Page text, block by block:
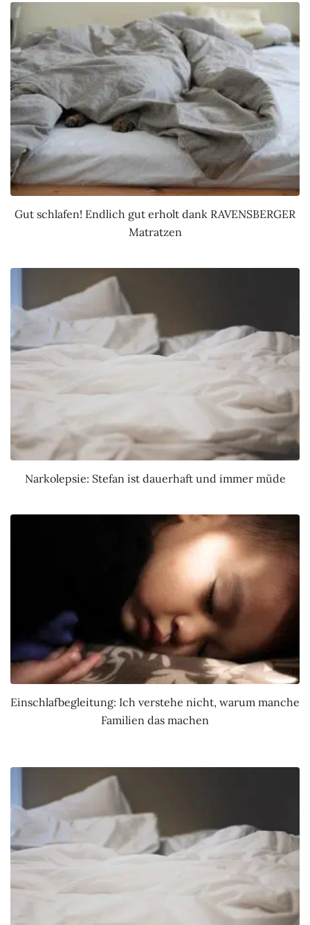
Gut schlafen! Endlich gut erholt dank RAVENSBERGER
Matratzen
Narkolepsie: Stefan ist dauerhaft und immer müde
Einschlafbegleitung: Ich verstehe nicht, warum manche
Familien das machen